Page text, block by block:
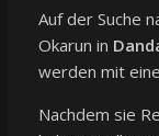
Auf der Suche
Okarun in
werden mit
Nachdem sie